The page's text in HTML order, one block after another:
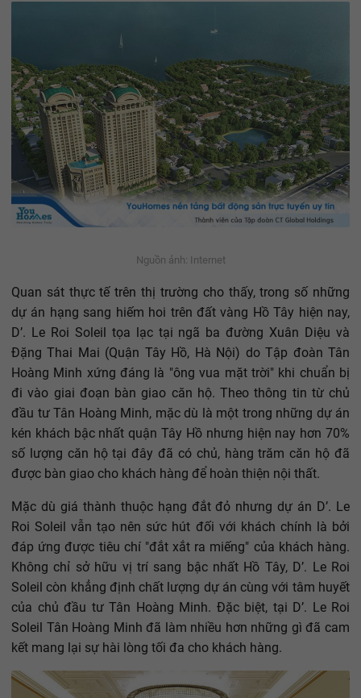
Nguồn ảnh: Internet
Quan sát thực tế trên thị trường cho thấy, trong số những
dự án hạng sang hiếm hoi trên đất vàng Hồ Tây hiện nay,
D’. Le Roi Soleil tọa lạc tại ngã ba đường Xuân Diệu và
Đặng Thai Mai (Quận Tây Hồ, Hà Nội) do Tập đoàn Tân
Hoàng Minh xứng đáng là "ông vua mặt trời" khi chuẩn bị
đi vào giai đoạn bàn giao căn hộ. Theo thông tin từ chủ
đầu tư Tân Hoàng Minh, mặc dù là một trong những dự án
kén khách bậc nhất quận Tây Hồ nhưng hiện nay hơn 70%
số lượng căn hộ tại đây đã có chủ, hàng trăm căn hộ đã
được bàn giao cho khách hàng để hoàn thiện nội thất.
Mặc dù giá thành thuộc hạng đắt đỏ nhưng dự án D’. Le
Roi Soleil vẫn tạo nên sức hút đối với khách chính là bởi
đáp ứng được tiêu chí "đắt xắt ra miếng" của khách hàng.
Không chỉ sở hữu vị trí sang bậc nhất Hồ Tây, D’. Le Roi
Soleil còn khẳng định chất lượng dự án cùng với tâm huyết
của chủ đầu tư Tân Hoàng Minh. Đặc biệt, tại D’. Le Roi
Soleil Tân Hoàng Minh đã làm nhiều hơn những gì đã cam
kết mang lại sự hài lòng tối đa cho khách hàng.